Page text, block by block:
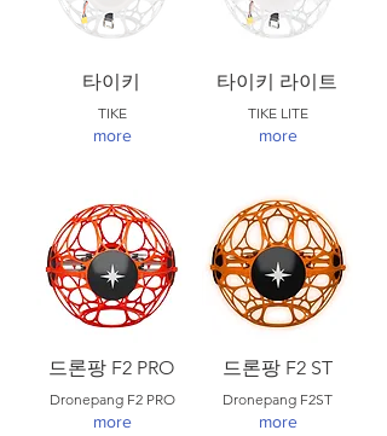
타이키
TIKE
more
드론팡 F2 PRO
Dronepang F2 PRO
more
타이키 라이트
TIKE LITE
more
드론팡 F2 ST
Dronepang F2ST
more